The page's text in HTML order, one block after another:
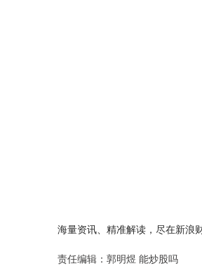
海量资讯、精准解读，尽在新浪
责任编辑：郭明煜 能炒股吗